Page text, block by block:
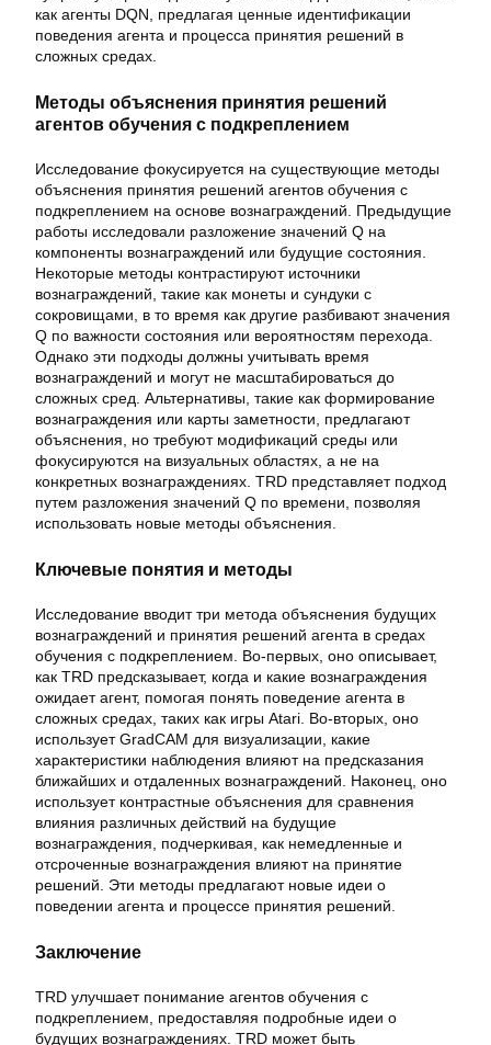
как агенты DQN, предлагая ценные идентификации
поведения агента и процесса принятия решений в
сложных средах.
Методы объяснения принятия решений
агентов обучения с подкреплением
Исследование фокусируется на существующие методы
объяснения принятия решений агентов обучения с
подкреплением на основе вознаграждений. Предыдущие
работы исследовали разложение значений Q на
компоненты вознаграждений или будущие состояния.
Некоторые методы контрастируют источники
вознаграждений, такие как монеты и сундуки с
сокровищами, в то время как другие разбивают значения
Q по важности состояния или вероятностям перехода.
Однако эти подходы должны учитывать время
вознаграждений и могут не масштабироваться до
сложных сред. Альтернативы, такие как формирование
вознаграждения или карты заметности, предлагают
объяснения, но требуют модификаций среды или
фокусируются на визуальных областях, а не на
конкретных вознаграждениях. TRD представляет подход
путем разложения значений Q по времени, позволяя
использовать новые методы объяснения.
Ключевые понятия и методы
Исследование вводит три метода объяснения будущих
вознаграждений и принятия решений агента в средах
обучения с подкреплением. Во-первых, оно описывает,
как TRD предсказывает, когда и какие вознаграждения
ожидает агент, помогая понять поведение агента в
сложных средах, таких как игры Atari. Во-вторых, оно
использует GradCAM для визуализации, какие
характеристики наблюдения влияют на предсказания
ближайших и отдаленных вознаграждений. Наконец, оно
использует контрастные объяснения для сравнения
влияния различных действий на будущие
вознаграждения, подчеркивая, как немедленные и
отсроченные вознаграждения влияют на принятие
решений. Эти методы предлагают новые идеи о
поведении агента и процессе принятия решений.
Заключение
TRD улучшает понимание агентов обучения с
подкреплением, предоставляя подробные идеи о
будущих вознаграждениях. TRD может быть